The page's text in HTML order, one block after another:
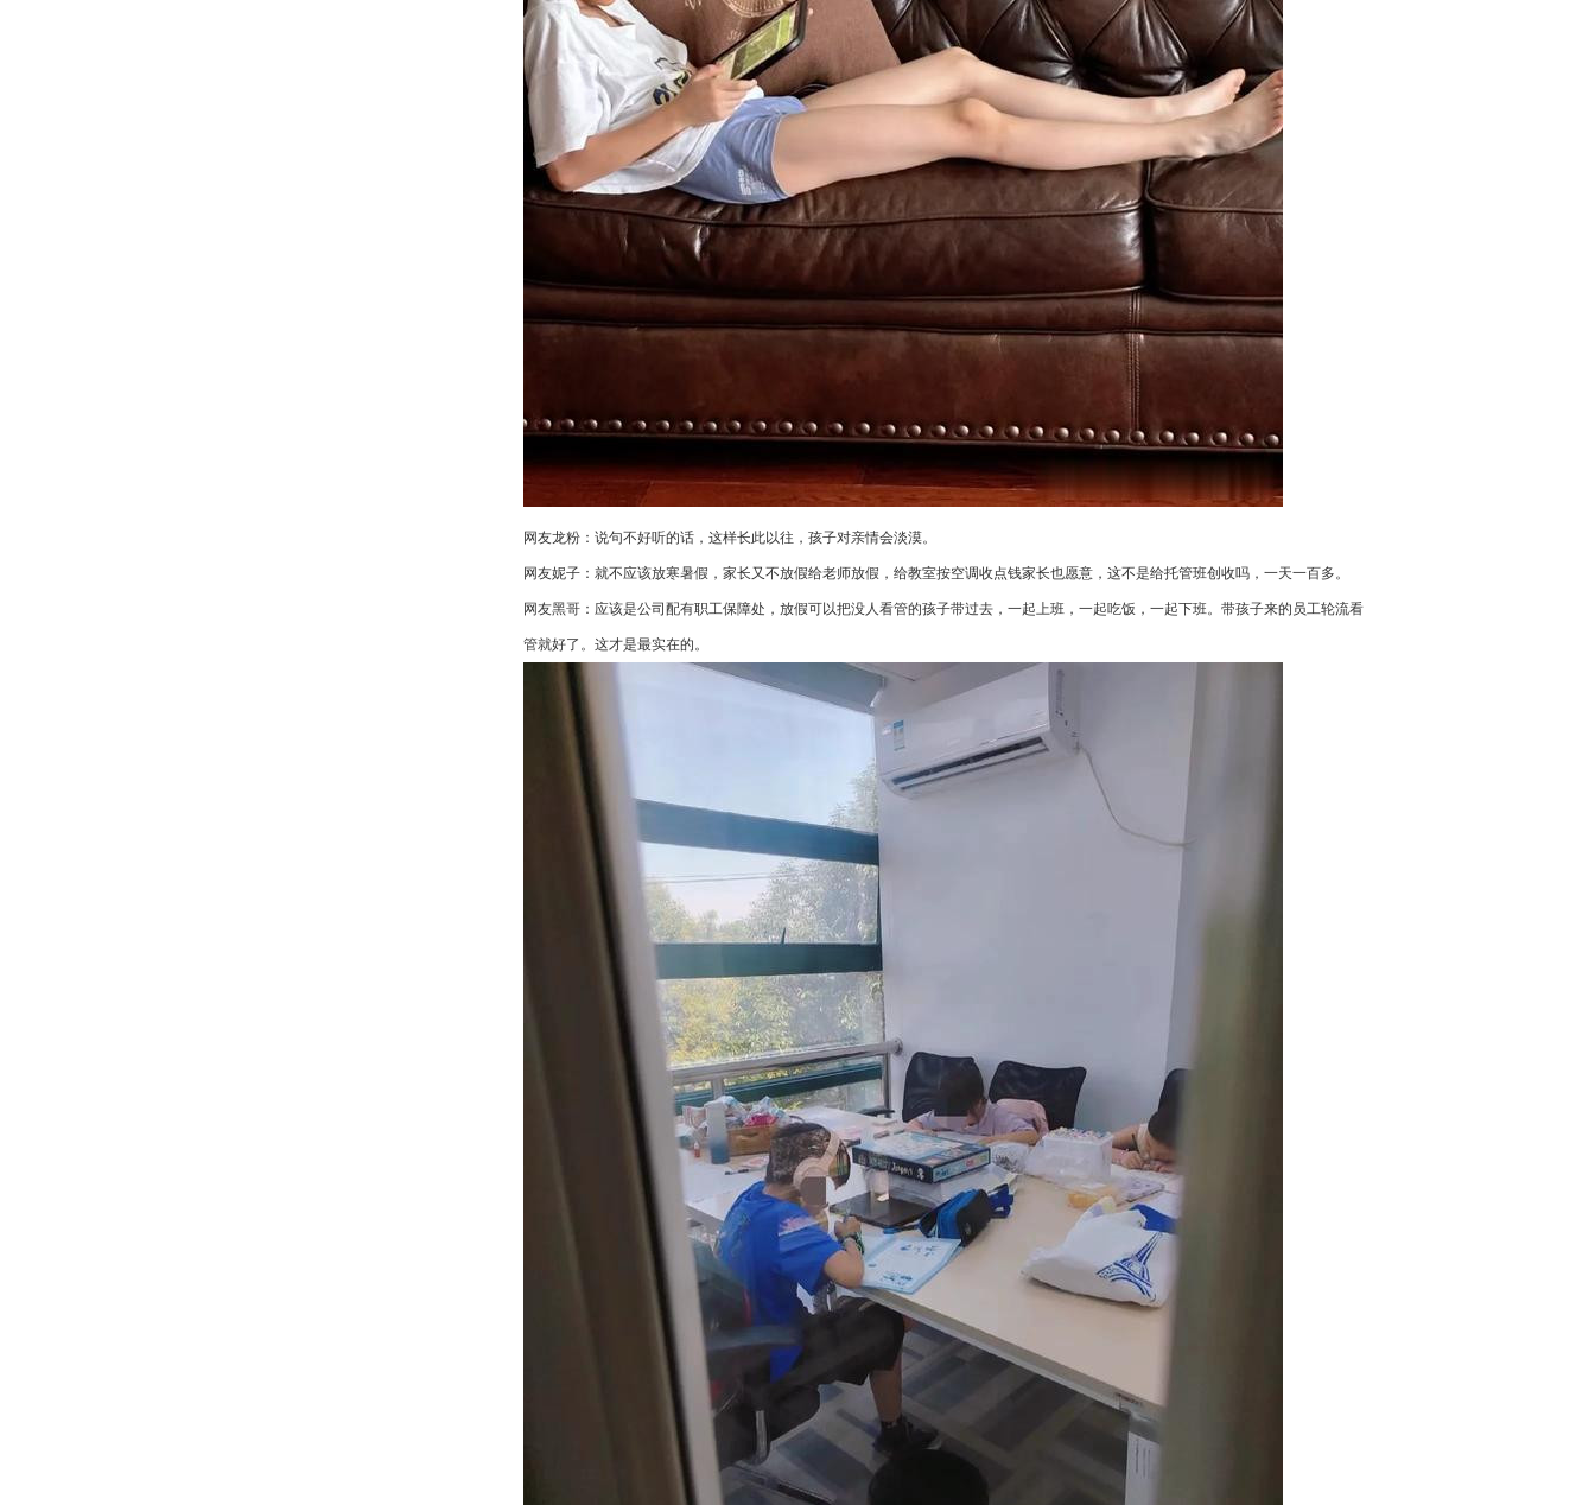
网友龙粉：说句不好听的话，这样长此以往，孩子对亲情会淡漠。
网友妮子：就不应该放寒暑假，家长又不放假给老师放假，给教室按空调收点钱家长也愿意，这不是给托管班创收吗，一天一百多。
网友黑哥：应该是公司配有职工保障处，放假可以把没人看管的孩子带过去，一起上班，一起吃饭，一起下班。带孩子来的员工轮流看
管就好了。这才是最实在的。